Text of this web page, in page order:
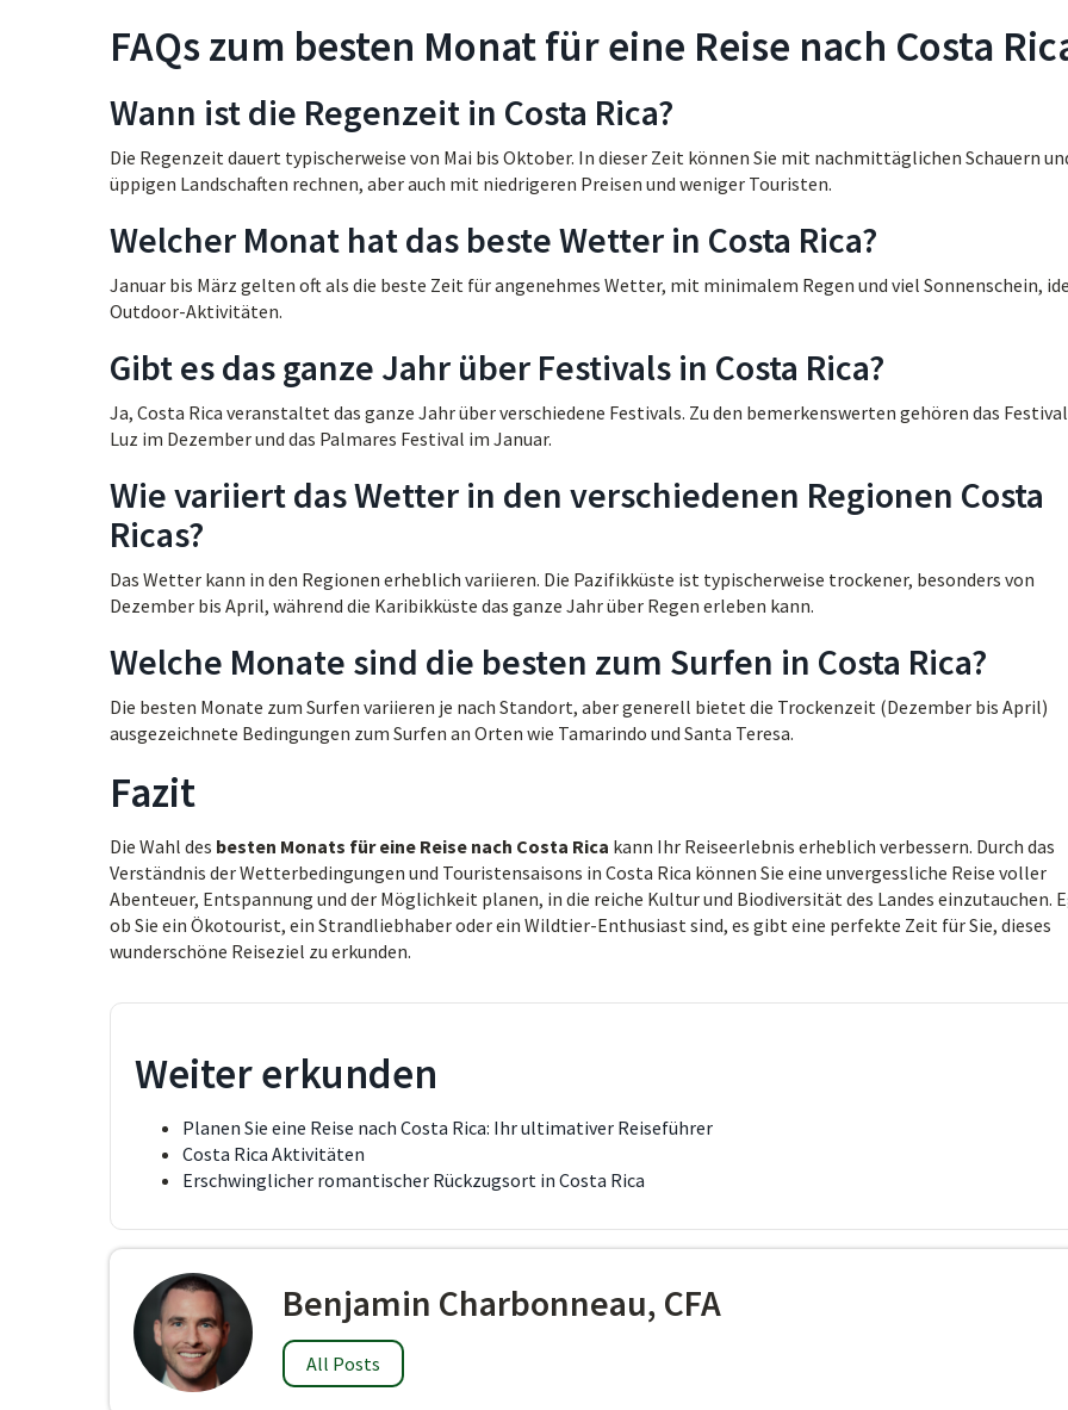
FAQs zum besten Monat für eine Reise nach Costa
Wann ist die Regenzeit in Costa Rica?
Die Regenzeit dauert typischerweise von Mai bis Oktober. In dieser Zeit können Sie mit nachmittäglichen Schauern
üppigen Landschaften rechnen, aber auch mit niedrigeren Preisen und weniger Touristen.
Welcher Monat hat das beste Wetter in Costa Rica?
Januar bis März gelten oft als die beste Zeit für angenehmes Wetter, mit minimalem Regen und viel Sonnenschein,
Outdoor-Aktivitäten.
Gibt es das ganze Jahr über Festivals in Costa Rica?
Ja, Costa Rica veranstaltet das ganze Jahr über verschiedene Festivals. Zu den bemerkenswerten gehören das
Luz im Dezember und das Palmares Festival im Januar.
Wie variiert das Wetter in den verschiedenen Regionen Costa
Ricas?
Das Wetter kann in den Regionen erheblich variieren. Die Pazifikküste ist typischerweise trockener, besonders von
Dezember bis April, während die Karibikküste das ganze Jahr über Regen erleben kann.
Welche Monate sind die besten zum Surfen in Costa Rica?
Die besten Monate zum Surfen variieren je nach Standort, aber generell bietet die Trockenzeit (Dezember bis April)
ausgezeichnete Bedingungen zum Surfen an Orten wie Tamarindo und Santa Teresa.
Fazit
Die Wahl des besten Monats für eine Reise nach Costa Rica kann Ihr Reiseerlebnis erheblich verbessern. Durch das
Verständnis der Wetterbedingungen und Touristensaisons in Costa Rica können Sie eine unvergessliche Reise voller
Abenteuer, Entspannung und der Möglichkeit planen, in die reiche Kultur und Biodiversität des Landes einzutauchen.
ob Sie ein Ökotourist, ein Strandliebhaber oder ein Wildtier-Enthusiast sind, es gibt eine perfekte Zeit für Sie, dieses
wunderschöne Reiseziel zu erkunden.
Weiter erkunden
Planen Sie eine Reise nach Costa Rica: Ihr ultimativer Reiseführer
Costa Rica Aktivitäten
Erschwinglicher romantischer Rückzugsort in Costa Rica
Benjamin Charbonneau, CFA
All Posts